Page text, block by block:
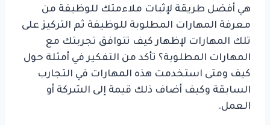
هي أفضل طريقة لإثبات ملاءمتك للوظيفة من
معرفة المهارات المطلوبة للوظيفة ثم التركيز على
تلك المهارات لإظهار كيف تتوافق تجربتك مع
المهارات المطلوبة؟ تأكد من التفكير في أمثلة حول
كيف ومتى استخدمت هذه المهارات في التجارب
السابقة وكيف أضاف ذلك قيمة إلى الشركة أو
العمل.